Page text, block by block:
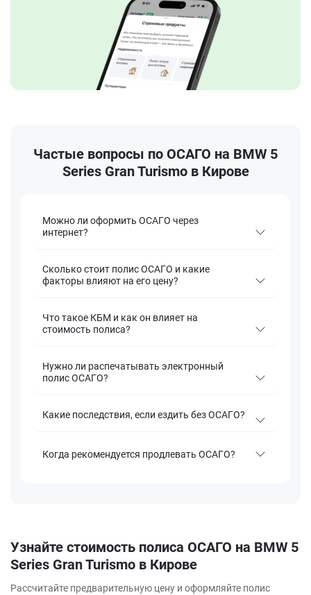
Частые вопросы по ОСАГО на BMW 5
Series Gran Turismo в Кирове
Можно ли оформить ОСАГО через
интернет?
Сколько стоит полис ОСАГО и какие
факторы влияют на его цену?
Что такое КБМ и как он влияет на
стоимость полиса?
Нужно ли распечатывать электронный
полис ОСАГО?
Какие последствия, если ездить без ОСАГО?
Когда рекомендуется продлевать ОСАГО?
Узнайте стоимость полиса ОСАГО на BMW 5
Series Gran Turismo в Кирове
Рассчитайте предварительную цену и оформляйте полис